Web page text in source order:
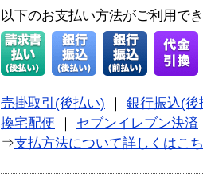
以下のお支払い方法がご利用で
売掛取引(後払い)
銀行振込(後
換宅配便
セブンイレブン決済
⇒支払方法について詳しくはこ